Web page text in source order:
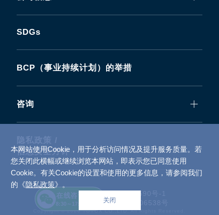
本网站使用Cookie，用于分析访问情况及提升服务质量。若
您关闭此横幅或继续浏览本网站，即表示您已同意使用
Cookie。有关Cookie的设置和使用的更多信息，请参阅我们
的《隐私政策》。
关闭
SDGs
BCP（事业持续计划）的举措
咨询
隐私政策 /
信息安全方针
备案号：
沪ICP备2022026590号-1
沪公网安备 31010502006538号
Copyright © 2026 TOYOX CO.,LTD. All Rights Reserved.
在线咨询
8:30～17:00